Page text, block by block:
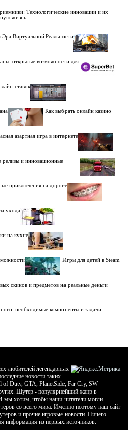
Технологические инновации и их
жизнь
Виртуальной Реальности
открытые возможности для
ставок
Как выбрать онлайн казино
азартная игра в интернете
и инновационные
приключения на дороге
ухода
на кухне
Игры для детей в Steam
скинов и предметов на реальные деньги
необходимые компоненты и задачи
любителей легендарных
новости таких
of Duty, GTA, PlanetSide, Far Cry, SW
Шутер - популярнейший жанр в
мы хотим, чтобы наши читатели могли
со всего мира. Именно поэтому наш сайт
и прочие игровые новости. Ничего
информация из первых источников.